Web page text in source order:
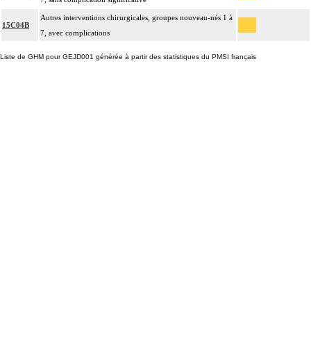
15C04B
Autres interventions chirurgicales, groupes nouveau-nés 1 à
7, avec complications
Liste de GHM pour GEJD001 générée à partir des statistiques du PMSI français